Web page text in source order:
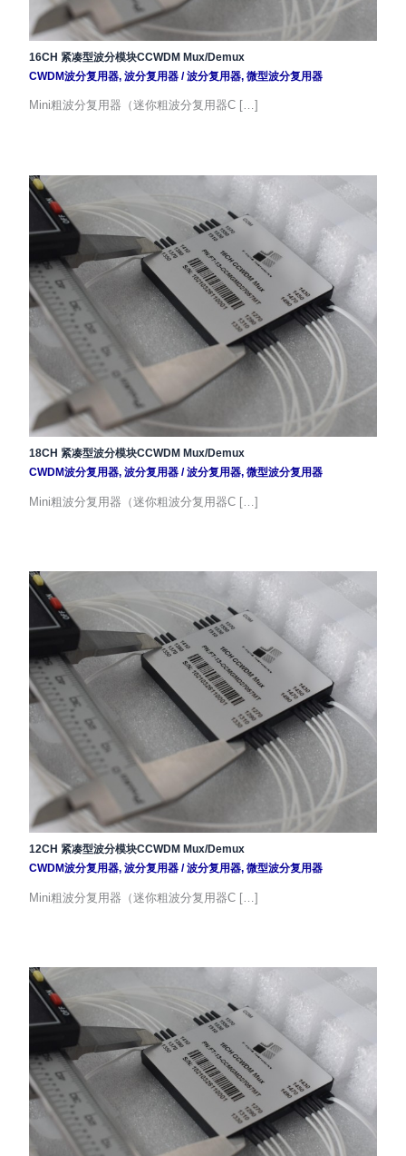
16CH 紧凑型波分模块CCWDM Mux/Demux
CWDM波分复用器, 波分复用器/波分复用器, 微型波分复用器
Mini粗波分复用器（迷你粗波分复用器C […]
18CH 紧凑型波分模块CCWDM Mux/Demux
CWDM波分复用器, 波分复用器/波分复用器, 微型波分复用器
Mini粗波分复用器（迷你粗波分复用器C […]
12CH 紧凑型波分模块CCWDM Mux/Demux
CWDM波分复用器, 波分复用器/波分复用器, 微型波分复用器
Mini粗波分复用器（迷你粗波分复用器C […]